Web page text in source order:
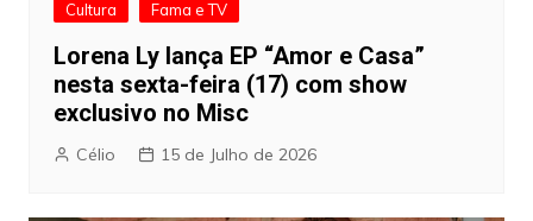
Cultura Fama e TV
Lorena Ly lança EP “Amor e Casa”
nesta sexta-feira (17) com show
exclusivo no Misc
Célio 15 de Julho de 2026